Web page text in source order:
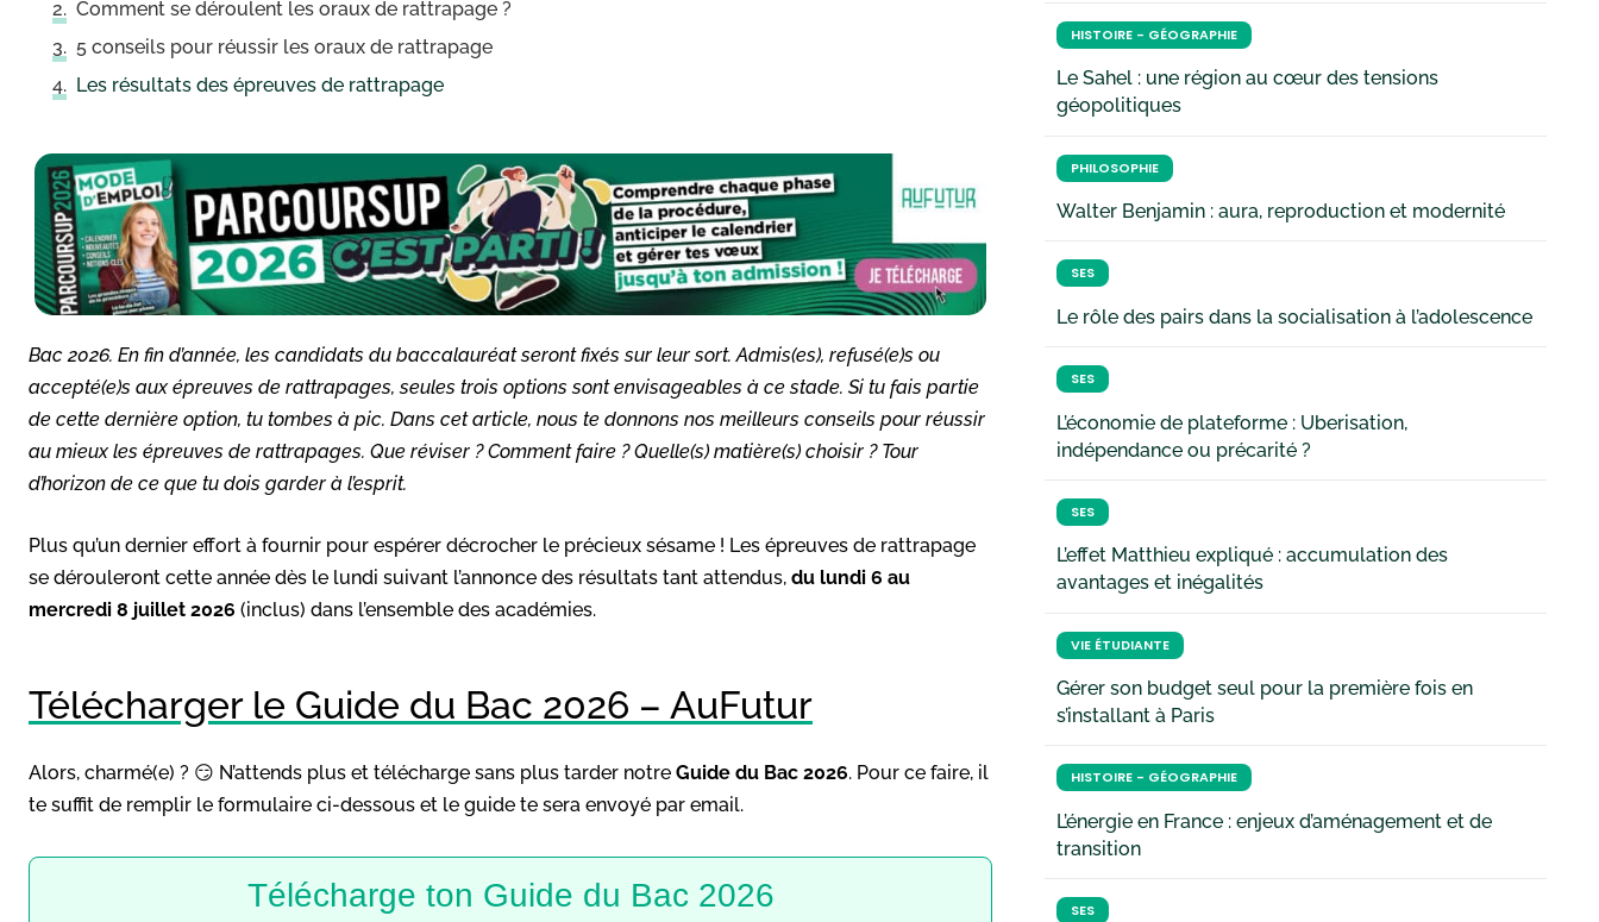
Comment se déroulent les oraux de rattrapage ?
5 conseils pour réussir les oraux de rattrapage
Les résultats des épreuves de rattrapage
Bac 2026. En fin d’année, les candidats du baccalauréat seront fixés sur leur sort. Admis(es), refusé(e)s ou
accepté(e)s aux épreuves de rattrapages, seules trois options sont envisageables à ce stade. Si tu fais partie
de cette dernière option, tu tombes à pic. Dans cet article, nous te donnons nos meilleurs conseils pour réussir
au mieux les épreuves de rattrapages. Que réviser ? Comment faire ? Quelle(s) matière(s) choisir ? Tour
d’horizon de ce que tu dois garder à l’esprit.
Plus qu’un dernier effort à fournir pour espérer décrocher le précieux sésame ! Les épreuves de rattrapage
se dérouleront cette année dès le lundi suivant l’annonce des résultats tant attendus, du lundi 6 au
mercredi 8 juillet 2026 (inclus) dans l’ensemble des académies.
Télécharger le Guide du Bac 2026 – AuFutur
Alors, charmé(e) ? 😏 N’attends plus et télécharge sans plus tarder notre Guide du Bac 2026. Pour ce faire, il
te suffit de remplir le formulaire ci-dessous et le guide te sera envoyé par email.
Télécharge ton Guide du Bac 2026
HISTOIRE - GÉOGRAPHIE
Le Sahel : une région au cœur des tensions
géopolitiques
PHILOSOPHIE
Walter Benjamin : aura, reproduction et modernité
SES
Le rôle des pairs dans la socialisation à l’adolescence
SES
L’économie de plateforme : Uberisation,
indépendance ou précarité ?
SES
L’effet Matthieu expliqué : accumulation des
avantages et inégalités
VIE ÉTUDIANTE
Gérer son budget seul pour la première fois en
s’installant à Paris
HISTOIRE - GÉOGRAPHIE
L’énergie en France : enjeux d’aménagement et de
transition
SES